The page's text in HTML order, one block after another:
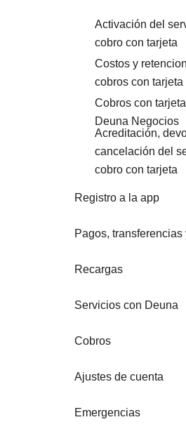
Activación del
cobro con tarjeta
Costos y
cobros con tarjeta
Cobros con
Deuna Negocios
Acreditación,
cancelación del
cobro con tarjeta
Registro a la app
Pagos, transferencias
Recargas
Servicios con Deuna
Cobros
Ajustes de cuenta
Emergencias